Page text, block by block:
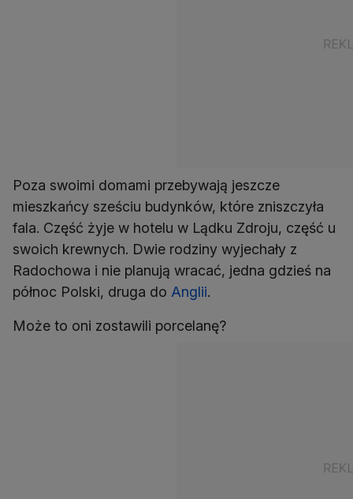
Poza swoimi domami przebywają jeszcze
mieszkańcy sześciu budynków, które zniszczyła
fala. Część żyje w hotelu w Lądku Zdroju, część u
swoich krewnych. Dwie rodziny wyjechały z
Radochowa i nie planują wracać, jedna gdzieś na
północ Polski, druga do Anglii.
Może to oni zostawili porcelanę?